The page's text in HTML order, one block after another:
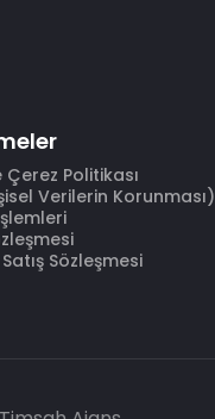
Çerez Politikası
Verilerin Korunması)
Sözleşmesi